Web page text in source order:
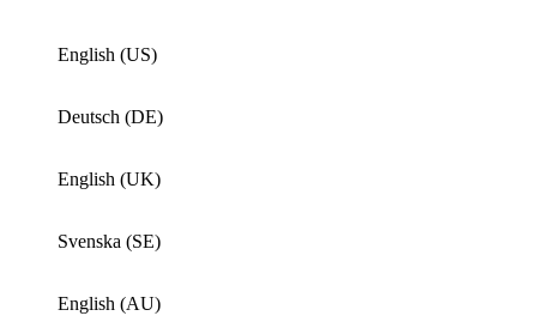
English (US)
Deutsch (DE)
English (UK)
Svenska (SE)
English (AU)